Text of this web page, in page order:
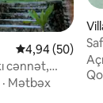
Ortalama
4,94 (50)
cənnət,
· Mətbəx